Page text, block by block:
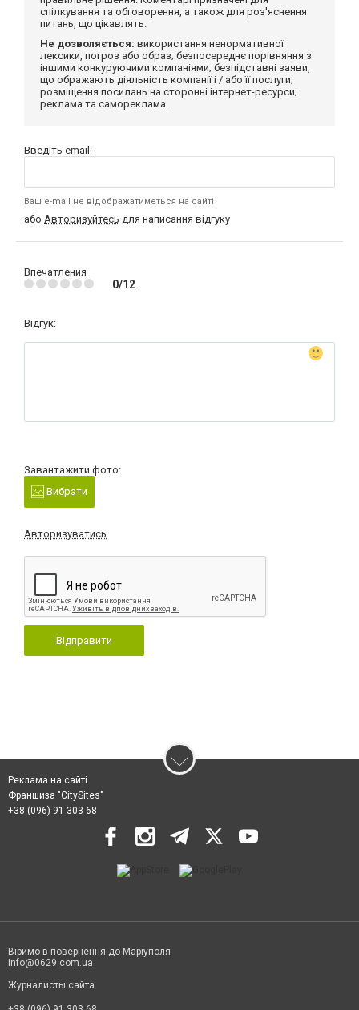
спілкування та обговорення, а також для роз'яснення
питань, що цікавлять.
Не дозволяється: використання ненормативної
лексики, погроз або образ; безпосереднє порівняння з
іншими конкуруючими компаніями; безпідставні заяви,
що ображають діяльність компанії і / або її послуги;
розміщення посилань на сторонні інтернет-ресурси;
реклама та самореклама.
Введіть email:
Ваш e-mail не відображатиметься на сайті
або Авторизуйтесь для написання відгуку
Впечатления
0/12
Відгук:
Завантажити фото:
Вибрати
Авторизуватись
Відправити
Реклама на сайті
Франшиза "CitySites"
+38 (096) 91 303 68
Віримо в повернення до Маріуполя
info@0629.com.ua
Журналисты сайта